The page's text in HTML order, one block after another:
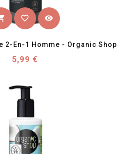
favorite_border visibility
2-En-1 Homme - Organic Shop
Prix
5,99 €